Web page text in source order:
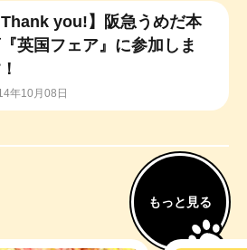
Thank you!】阪急うめだ本
英国フェア』に参加しま
年10月08日
もっと見る